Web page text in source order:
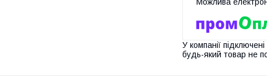
У компанії
будь-який товар не